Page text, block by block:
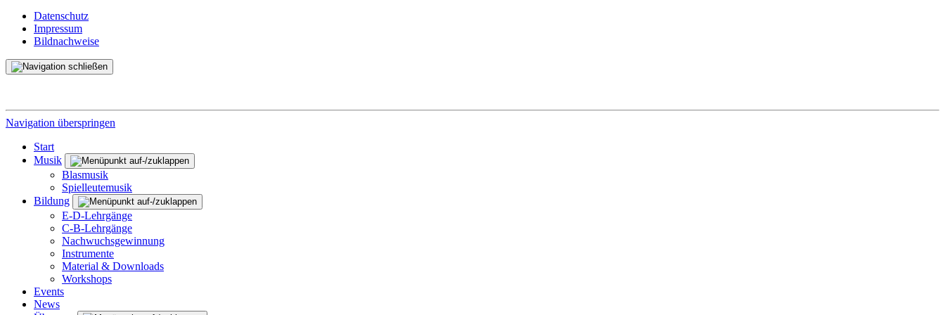
Datenschutz
Impressum
Bildnachweise
Navigation überspringen
Start
Musik
Blasmusik
Spielleutemusik
Bildung
E-D-Lehrgänge
C-B-Lehrgänge
Nachwuchsgewinnung
Instrumente
Material & Downloads
Workshops
Events
News